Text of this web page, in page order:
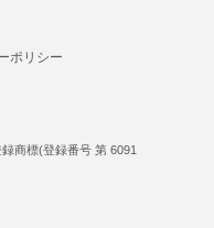
ポリシー
商標(登録番号 第 6091